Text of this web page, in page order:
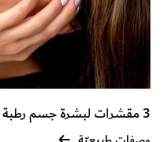
3 مقشرات لبشرة جسم رطبة ومتوهجة